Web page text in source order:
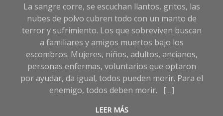
La sangre corre, se escuchan llantos, gritos, las
nubes de polvo cubren todo con un manto de
terror y sufrimiento. Los que sobreviven buscan
a familiares y amigos muertos bajo los
escombros. Mujeres, niños, adultos, ancianos,
personas enfermas, voluntarios que optaron
por ayudar, da igual, todos pueden morir. Para el
enemigo, todos deben morir. […]
LEER MÁS